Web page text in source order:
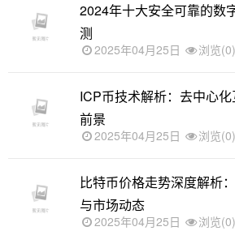
2024年十大安全可靠的数
测
2025年04月25日 浏览(0)
ICP币技术解析：去中心
前景
2025年04月25日 浏览(0)
比特币价格走势深度解析
与市场动态
2025年04月25日 浏览(0)